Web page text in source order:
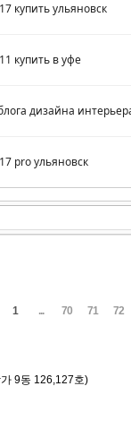
купить ульяновск
купить в уфе
дизайна
pro ульяновск
1 ... 70 71 72
9동 126,127호)